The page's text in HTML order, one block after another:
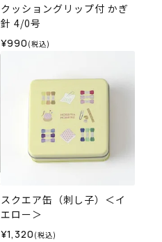
クッショングリップ付 かぎ
針 4/0号
¥990 (税込)
スクエア缶（刺し子）＜イ
エロー＞
¥1,320 (税込)